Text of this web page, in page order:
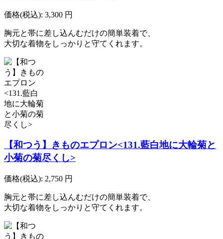
価格(税込): 3,300 円
胸元と帯に差し込んむだけの簡単装着で、
大切な着物をしっかりと守てくれます。
【和つう】きものエプロン<131.藍白地に大輪菊と
小菊の菊尽くし>
価格(税込): 2,750 円
胸元と帯に差し込んむだけの簡単装着で、
大切な着物をしっかりと守てくれます。